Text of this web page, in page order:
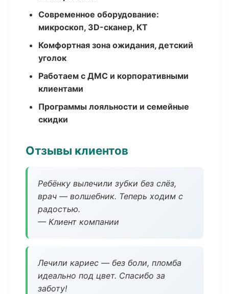
Современное оборудование:
микроскоп, 3D-сканер, КТ
Комфортная зона ожидания, детский
уголок
Работаем с ДМС и корпоративными
клиентами
Программы лояльности и семейные
скидки
Отзывы клиентов
Ребёнку вылечили зубки без слёз,
врач — волшебник. Теперь ходим с
радостью.
— Клиент компании
Лечили кариес — без боли, пломба
идеально под цвет. Спасибо за
заботу!